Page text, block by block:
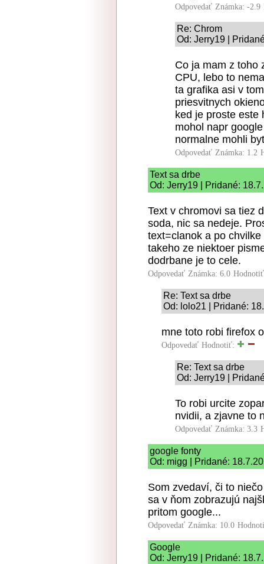
Odpovedať Známka: -2.9
Re: Chrom
Od: Jerry19 |
Co ja mam z toho
CPU, lebo to
ta grafika asi v
priesvitnych
ked je proste este
mohol napr
normalne mohli
Odpovedať Známka: 1.2
Text sa drbe
Od: Jerry19 | Pridané:
Text v chromovi sa tiez
soda, nic sa nedeje.
text=clanok a po
takeho ze niektoer
dodrbane je to cele.
Odpovedať Známka: 6.0
Re: Text sa drbe
Od: lolo21 | Pridané:
mne toto robi firefox
Odpovedať Hodnotiť:
Re: Text sa drbe
Od: Jerry19 |
To robi urcite
nvidii, a zjavne to
Odpovedať Známka: 3.3
google fonty
Od: migg | Pridané:
Som zvedaví, či to
sa v ňom zobrazujú
pritom google...
Odpovedať Známka: 10.0
Google
Od: Jerry19 | Pridané: